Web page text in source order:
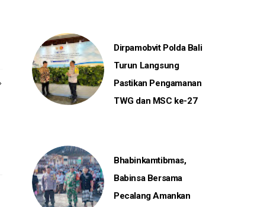
Dirpamobvit Polda Bali
Turun Langsung
Pastikan Pengamanan
TWG dan MSC ke-27
Bhabinkamtibmas,
Babinsa Bersama
Pecalang Amankan